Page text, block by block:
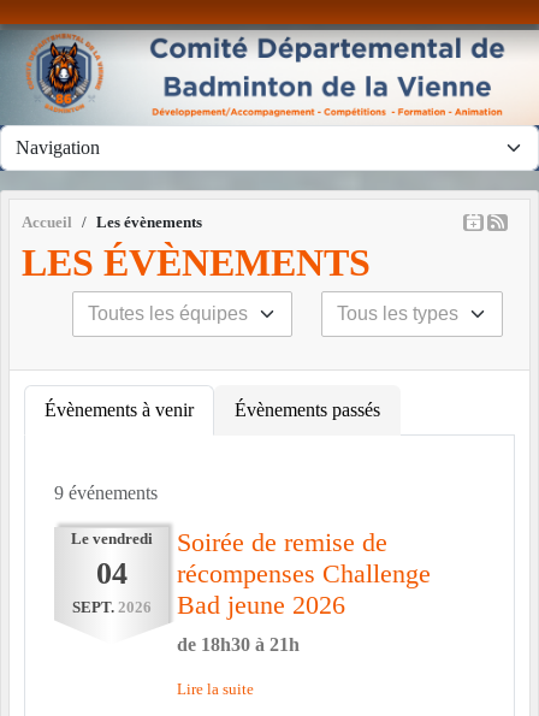
Accueil Les évènements
LES ÉVÈNEMENTS
Évènements à venir Évènements passés
9 événements
Le vendredi
04
SEPT. 2026
Soirée de remise de
récompenses Challenge
Bad jeune 2026
de 18h30 à 21h
Lire la suite